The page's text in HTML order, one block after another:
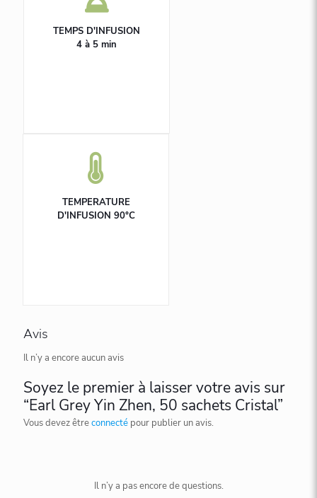
TEMPS D'INFUSION
4 à 5 min
TEMPERATURE
D'INFUSION 90°C
Avis
Il n’y a encore aucun avis
Soyez le premier à laisser votre avis sur
“Earl Grey Yin Zhen, 50 sachets Cristal”
Vous devez êtreconnecté pour publier un avis.
Il n’y a pas encore de questions.